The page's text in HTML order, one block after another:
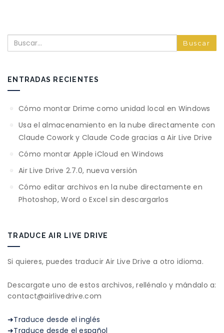
Buscar
ENTRADAS RECIENTES
Cómo montar Drime como unidad local en Windows
Usa el almacenamiento en la nube directamente con
Claude Cowork y Claude Code gracias a Air Live Drive
Cómo montar Apple iCloud en Windows
Air Live Drive 2.7.0, nueva versión
Cómo editar archivos en la nube directamente en
Photoshop, Word o Excel sin descargarlos
TRADUCE AIR LIVE DRIVE
Si quieres, puedes traducir Air Live Drive a otro idioma.
Descargate uno de estos archivos, rellénalo y mándalo a:
contact@airlivedrive.com
➜Traduce desde el inglés
➜Traduce desde el español